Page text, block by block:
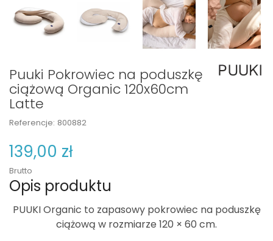
Puuki Pokrowiec na poduszkę
ciążową Organic 120x60cm
Latte
Referencje: 800882
139,00 zł
Brutto
Opis produktu
PUUKI Organic to zapasowy pokrowiec na poduszkę
ciążową w rozmiarze 120 × 60 cm.